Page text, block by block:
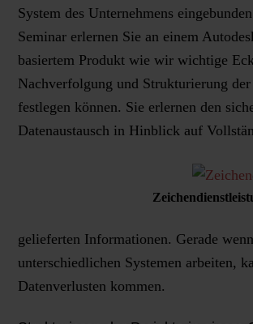
System des Unternehmens
Seminar erlernen Sie an einem
basiertem Produkt wie wir wichtige
Nachverfolgung und Strukturierung
festlegen können. Sie erlernen den
Datenaustausch in Hinblick auf
gelieferten Informationen. Gerade
unterschiedlichen Systemen arbeiten,
Datenverlusten kommen.